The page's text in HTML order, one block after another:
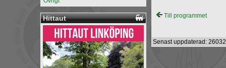
Hittaut Till programmet
Senast uppdaterad: